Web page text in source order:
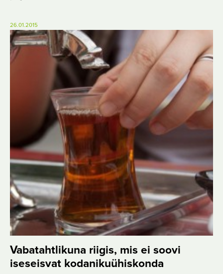
26.01.2015
Vabatahtlikuna riigis, mis ei soovi
iseseisvat kodanikuühiskonda